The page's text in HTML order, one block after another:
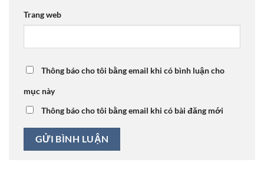
Trang web
Thông báo cho tôi bằng email khi có bình luận cho
mục này
Thông báo cho tôi bằng email khi có bài đăng mới